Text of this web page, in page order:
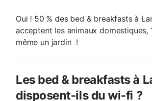
Oui ! 50 % des bed & breakfasts à
acceptent les animaux domestiques,
même un jardin !
Les bed & breakfasts à
disposent-ils du wi-fi ?